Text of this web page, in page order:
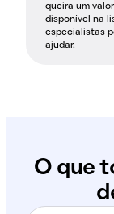
queira um
disponível na
especialistas
ajudar.
O que